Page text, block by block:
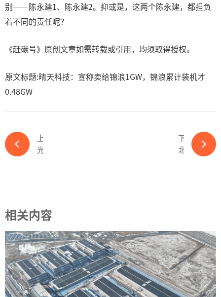
别——陈永建1、陈永建2。抑或是，这两个陈永建，都担负
着不同的责任呢？
《赶碳号》原创文章如需转载或引用，均须取得授权。
原文标题:晴天科技：宣称卖给锦浪1GW，锦浪累计装机才
0.48GW
下一篇
北美逐光！迈贝特实力惊艳美国国际太阳能展览会RE+-必赢体育app官方平台
相关内容